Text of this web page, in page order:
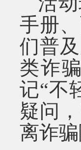
手册
们普
类诈
记“不
疑问
离诈骗